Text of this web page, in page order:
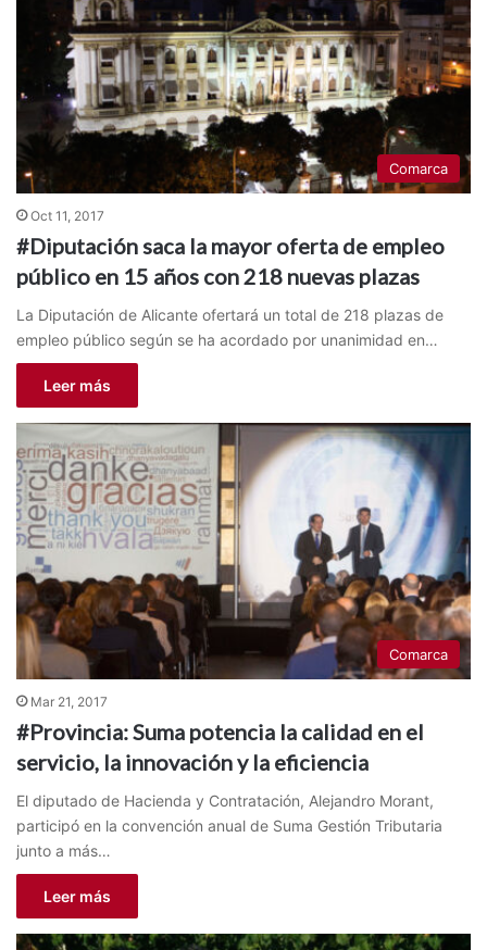
Comarca
Oct 11, 2017
#Diputación saca la mayor oferta de empleo
público en 15 años con 218 nuevas plazas
La Diputación de Alicante ofertará un total de 218 plazas de
empleo público según se ha acordado por unanimidad en…
Leer más
Comarca
Mar 21, 2017
#Provincia: Suma potencia la calidad en el
servicio, la innovación y la eficiencia
El diputado de Hacienda y Contratación, Alejandro Morant,
participó en la convención anual de Suma Gestión Tributaria
junto a más…
Leer más